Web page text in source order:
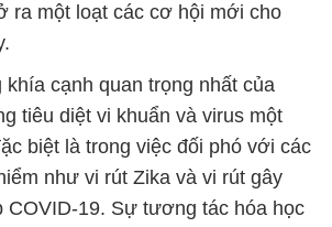
ra một loạt các cơ hội mới cho
khía cạnh quan trọng nhất của
tiêu diệt vi khuẩn và virus một
biệt là trong việc đối phó với các
như vi rút Zika và vi rút gây
COVID-19. Sự tương tác hóa học